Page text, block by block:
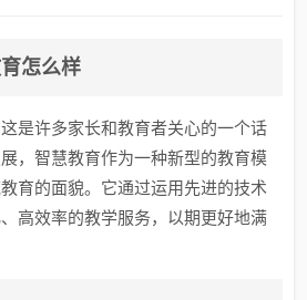
怎么样
是许多家长和教育者关心的一个话
，智慧教育作为一种新型的教育模
育的面貌。它通过运用先进的技术
高效率的教学服务，以期更好地满